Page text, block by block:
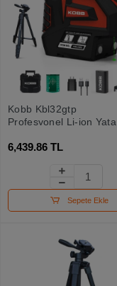
Kobb Kbl32gtp
Profesyonel Li-ion Yatay
Hizalamalı Yeşil Nokta
Lazer+tripod
6,439.86 TL
Sepete Ekle